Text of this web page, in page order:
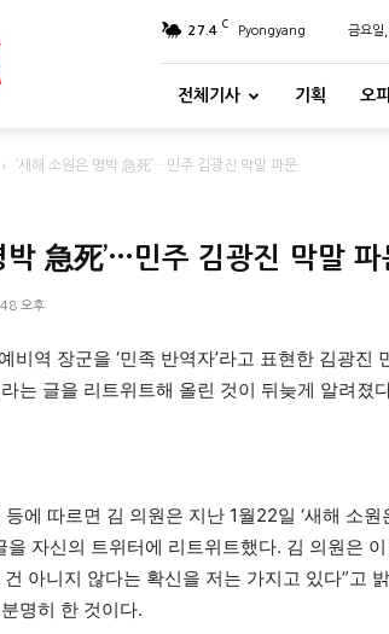
27.4 C Pyongyang 금요
전체기사 기획 오
‘새해 소원은 명박 急死’…민주 김광진 막말 파문
박 急死’…민주 김광진 막말 파
오후
비역 장군을 ‘민족 반역자’라고 표현한 김광진
는 글을 리트위트해 올린 것이 뒤늦게 알려졌
에 따르면 김 의원은 지난 1월22일 ‘새해 소원
을 자신의 트위터에 리트위트했다. 김 의원은
아니지 않다는 확신을 저는 가지고 있다”고
명히 한 것이다.